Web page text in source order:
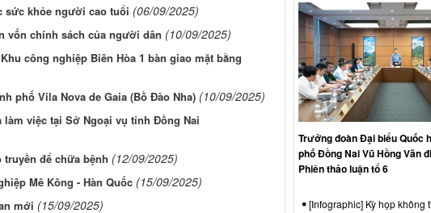
sức khỏe người cao tuổi (06/09/2025)
vốn chính sách của người dân (10/09/2025)
công nghiệp Biên Hòa 1 bàn giao mặt bằng
phố Vila Nova de Gaia (Bồ Đào Nha) (10/09/2025)
việc tại Sở Ngoại vụ tỉnh Đồng Nai
để chữa bệnh (12/09/2025)
Mê Kông - Hàn Quốc (15/09/2025)
mới (15/09/2025)
Trưởng đoàn Đại biểu Quốc
phố Đồng Nai Vũ Hồng Văn
Phiên thảo luận tổ 6
[Infographic] Kỳ họp không